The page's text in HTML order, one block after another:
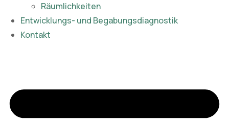
Räumlichkeiten
Entwicklungs- und Begabungsdiagnostik
Kontakt